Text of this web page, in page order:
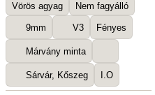
Vörös agyag Nem fagyálló
9mm V3 Fényes
Márvány minta
Sárvár, Kőszeg I.O